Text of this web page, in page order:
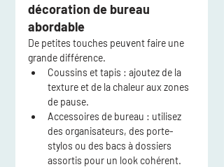
décoration de bureau
abordable
De petites touches peuvent faire une
grande différence.
Coussins et tapis : ajoutez de la
texture et de la chaleur aux zones
de pause.
Accessoires de bureau : utilisez
des organisateurs, des porte-
stylos ou des bacs à dossiers
assortis pour un look cohérent.